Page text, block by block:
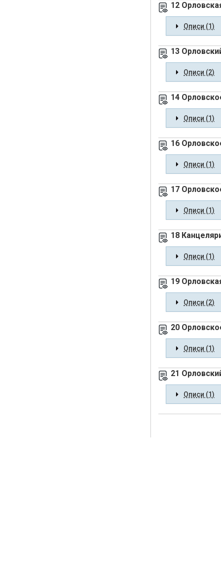
12
Описи (1)
13
Описи (2)
14
Описи (1)
16
Описи (1)
17
Описи (1)
18
Описи (1)
19
Описи (2)
20
Описи (1)
21
Описи (1)